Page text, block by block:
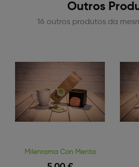
Outros
16 outros produtos da
Milenrama Con Menta